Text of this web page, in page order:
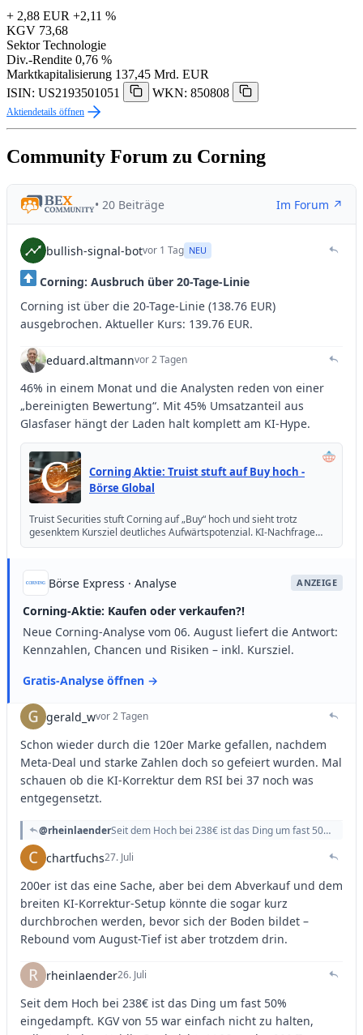
+ 2,88 EUR +2,11 %
KGV 73,68
Sektor Technologie
Div.-Rendite 0,76 %
Marktkapitalisierung 137,45 Mrd. EUR
ISIN: US2193501051
WKN: 850808
Aktiendetails öffnen
Community Forum zu Corning